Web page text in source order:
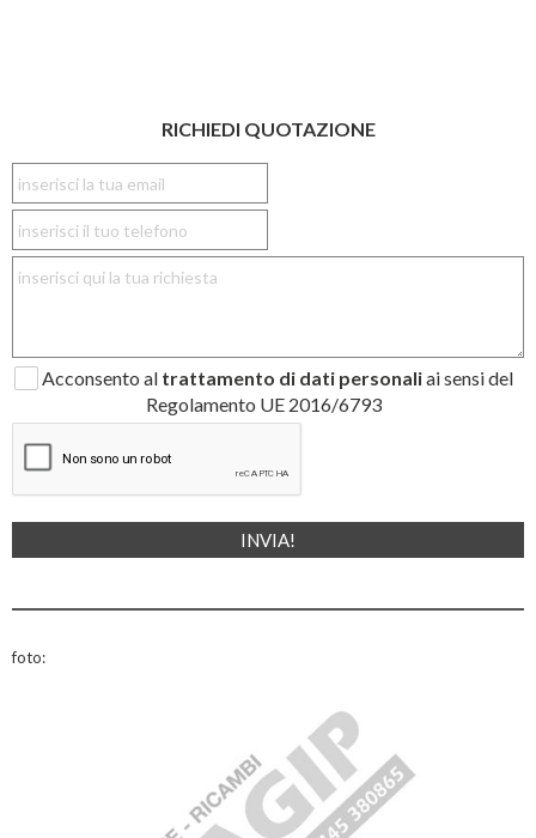
RICHIEDI QUOTAZIONE
Acconsento al trattamento di dati personaliai sensi del
Regolamento UE 2016/6793
foto: